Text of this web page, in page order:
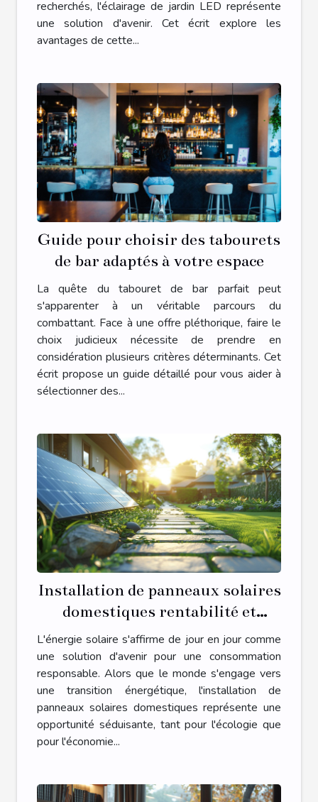
recherchés, l'éclairage de jardin LED représente
une solution d'avenir. Cet écrit explore les
avantages de cette...
Guide pour choisir des tabourets
de bar adaptés à votre espace
La quête du tabouret de bar parfait peut
s'apparenter à un véritable parcours du
combattant. Face à une offre pléthorique, faire le
choix judicieux nécessite de prendre en
considération plusieurs critères déterminants. Cet
écrit propose un guide détaillé pour vous aider à
sélectionner des...
Installation de panneaux solaires
domestiques rentabilité et
processus
L'énergie solaire s'affirme de jour en jour comme
une solution d'avenir pour une consommation
responsable. Alors que le monde s'engage vers
une transition énergétique, l'installation de
panneaux solaires domestiques représente une
opportunité séduisante, tant pour l'écologie que
pour l'économie...